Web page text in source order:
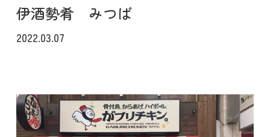
伊酒勢肴 みつば
2022.03.07